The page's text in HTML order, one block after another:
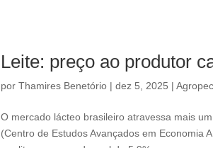
Leite: preço ao produtor
porThamires Benetório |dez 5, 2025 |
O mercado lácteo brasileiro atravessa mais
(Centro de Estudos Avançados em Economia